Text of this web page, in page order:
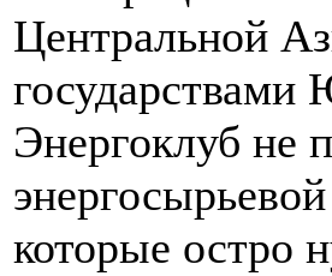
Центральной
Энергоклуб не
которые остро